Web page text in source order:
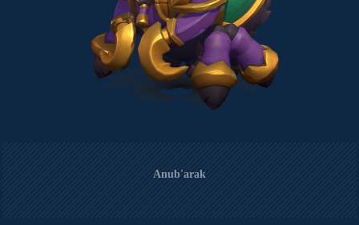
Anub'arak